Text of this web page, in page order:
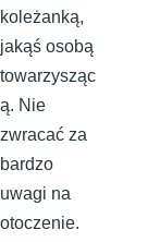
koleżanką,
jakąś osobą
towarzysząc
ą. Nie
zwracać za
bardzo
uwagi na
otoczenie.